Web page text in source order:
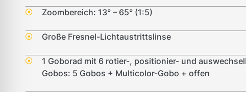
Zoombereich: 13° – 65° (1:5)
Große Fresnel-Lichtaustrittslinse
1 Goborad mit 6 rotier-, positionier- und
Gobos: 5 Gobos + Multicolor-Gobo + offen